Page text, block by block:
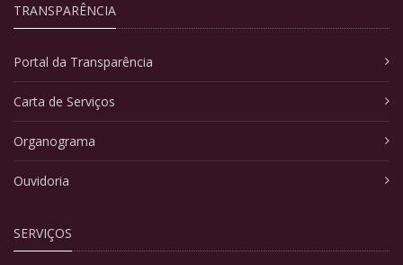
TRANSPARÊNCIA
Portal da Transparência
Carta de Serviços
Organograma
Ouvidoria
SERVIÇOS